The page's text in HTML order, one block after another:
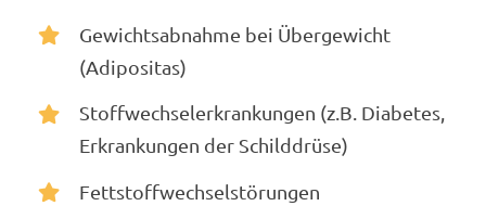
Gewichtsabnahme bei Übergewicht
(Adipositas)
Stoffwechselerkrankungen (z.B. Diabetes,
Erkrankungen der Schilddrüse)
Fettstoffwechselstörungen